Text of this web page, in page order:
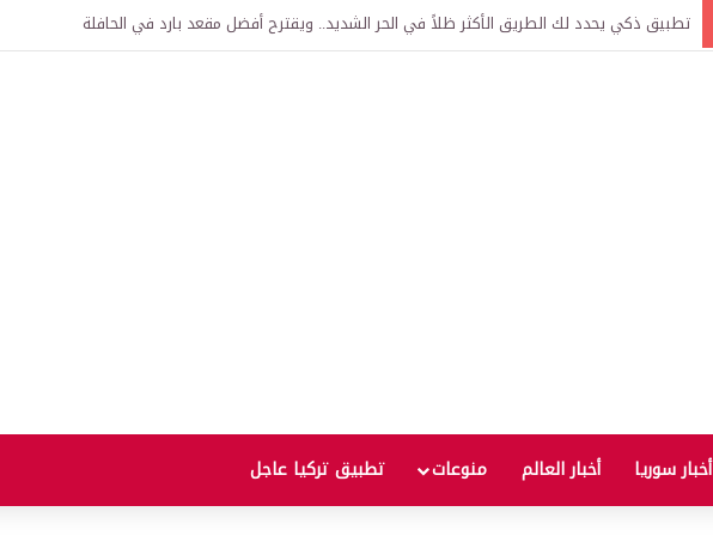
تركيا وسوريا توقعان اتفاقية لإنشاء “الجامعة السورية التركية” في دمشق.. منح دراسية واعتراف بالشهادات
أخبار سوريا أخبار العالم منوعات تطبيق تركيا عاجل